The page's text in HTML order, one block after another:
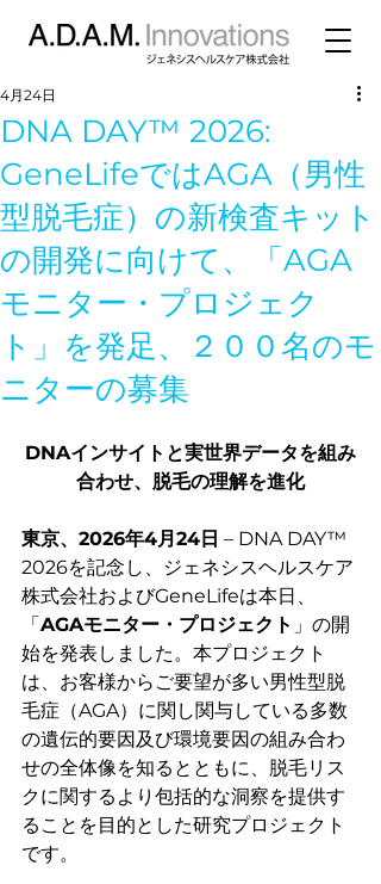
DNA DAY™ 2026:
GeneLifeではAGA（男性
型脱毛症）の新検査キット
の開発に向けて、「AGA
モニター・プロジェク
ト」を発足、２００名のモ
ニターの募集
4月24日
DNAインサイトと実世界データを組み
合わせ、脱毛の理解を進化
東京、2026年4月24日 – DNA DAY™
2026を記念し、ジェネシスヘルスケア
株式会社およびGeneLifeは本日、
「AGAモニター・プロジェクト 」の開
始を発表しました。本プロジェクト
は、お客様からご要望が多い男性型脱
毛症（AGA）に関し関与している多数
の遺伝的要因及び環境要因の組み合わ
せの全体像を知るとともに、脱毛リス
クに関するより包括的な洞察を提供す
ることを目的とした研究プロジェクト
です。